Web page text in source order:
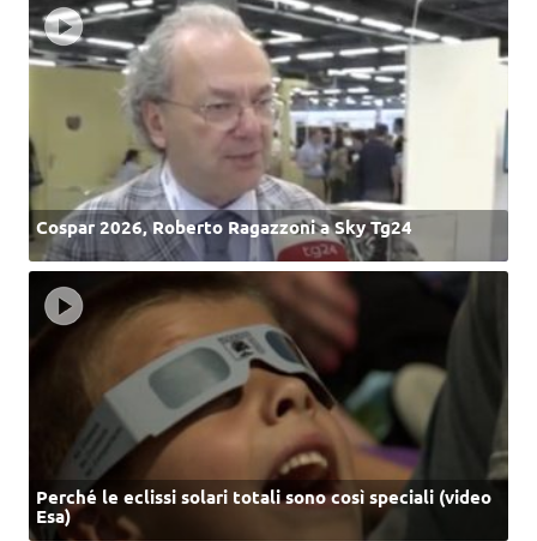
Cospar 2026, Roberto Ragazzoni a Sky Tg24
Perché le eclissi solari totali sono così speciali (video
Esa)